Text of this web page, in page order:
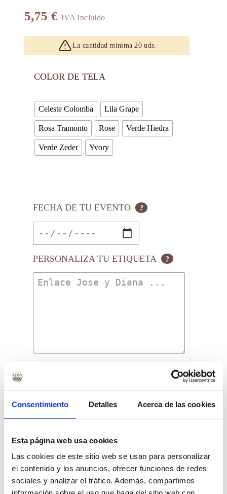
Consentimiento Detalles Acerca de las cookies
Esta página web usa cookies
Las cookies de este sitio web se usan para personalizar
el contenido y los anuncios, ofrecer funciones de redes
sociales y analizar el tráfico. Además, compartimos
5,75 € IVA Incluido
La cantidad mínima 20 uds.
COLOR DE TELA
Celeste Colomba Lila Grape
Rosa Tramonto Rose Verde Hiedra
Verde Zeder Yvory
FECHA DE TU EVENTO ?
PERSONALIZA TU ETIQUETA ?
Caléndula
Precio Total: 115
¿Necesitas saber más sobre los envíos?